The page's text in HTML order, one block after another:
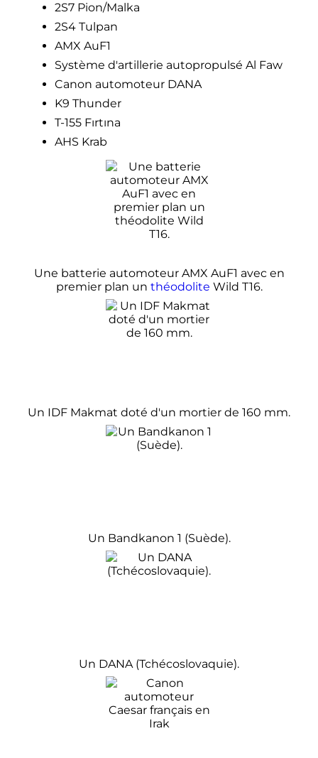
2S7 Pion/Malka
2S4 Tulpan
AMX AuF1
Système d'artillerie autopropulsé Al Faw
Canon automoteur DANA
K9 Thunder
T-155 Fırtına
AHS Krab
Une batterie automoteur AMX AuF1 avec en
premier plan un théodolite Wild T16.
Un IDF Makmat doté d'un mortier de 160 mm.
Un Bandkanon 1 (Suède).
Un DANA (Tchécoslovaquie).